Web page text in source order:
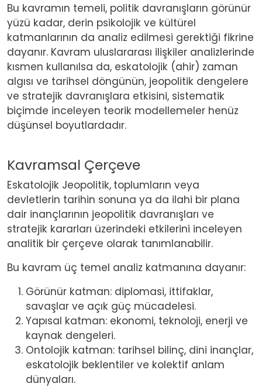
Bu kavramın temeli, politik davranışların görünür
yüzü kadar, derin psikolojik ve kültürel
katmanlarının da analiz edilmesi gerektiği fikrine
dayanır. Kavram uluslararası ilişkiler analizlerinde
kısmen kullanılsa da, eskatolojik (ahir) zaman
algısı ve tarihsel döngünün, jeopolitik dengelere
ve stratejik davranışlara etkisini, sistematik
biçimde inceleyen teorik modellemeler henüz
düşünsel boyutlardadır.
Kavramsal Çerçeve
Eskatolojik Jeopolitik, toplumların veya
devletlerin tarihin sonuna ya da ilahi bir plana
dair inançlarının jeopolitik davranışları ve
stratejik kararları üzerindeki etkilerini inceleyen
analitik bir çerçeve olarak tanımlanabilir.
Bu kavram üç temel analiz katmanına dayanır:
Görünür katman: diplomasi, ittifaklar,
savaşlar ve açık güç mücadelesi.
Yapısal katman: ekonomi, teknoloji, enerji ve
kaynak dengeleri.
Ontolojik katman: tarihsel bilinç, dini inançlar,
eskatolojik beklentiler ve kolektif anlam
dünyaları.